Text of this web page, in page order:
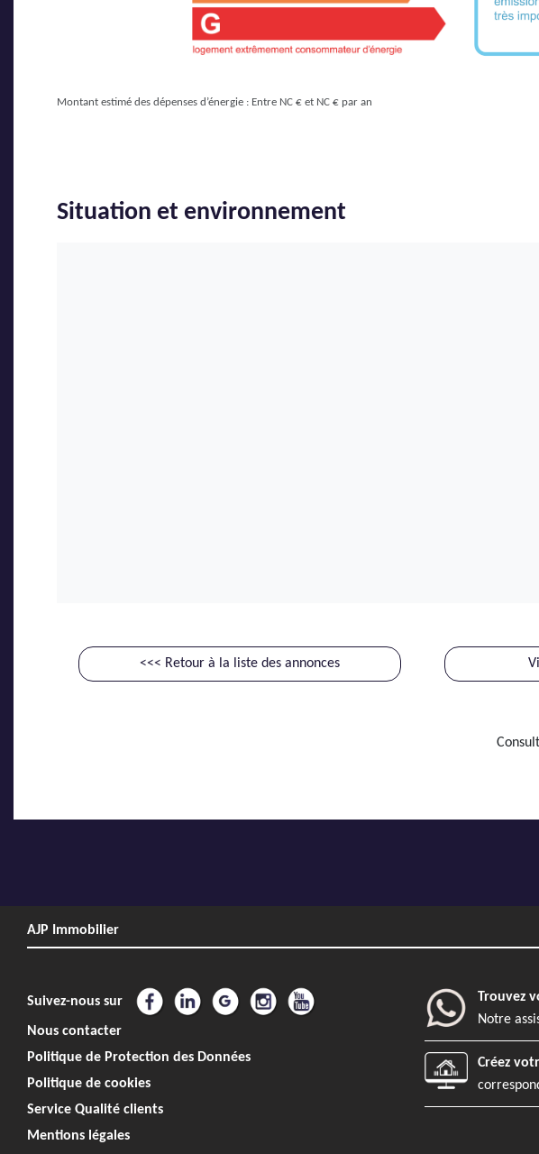
Montant estimé des dépenses d’énergie : Entre NC € et NC € par an
Situation et environnement
<<< Retour à la liste des annonces
AJP Immobilier
Suivez-nous sur
Nous contacter
Politique de Protection des Données
Politique de cookies
Service Qualité clients
Mentions légales
Trouvez
Notre
Créez